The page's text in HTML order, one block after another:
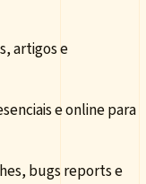
artigos e
e online para
bugs reports e